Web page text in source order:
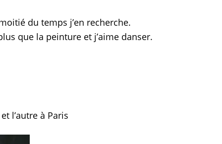
du temps j’en recherche.
que la peinture et j’aime danser.
l’autre à Paris